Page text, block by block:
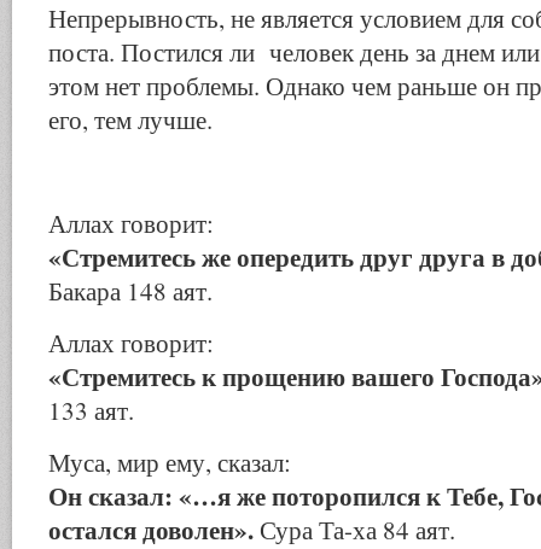
Непрерывность, не является условием для
поста. Постился ли человек день за днем
этом нет проблемы. Однако чем раньше он
его, тем лучше.
Аллах говорит:
«Стремитесь же опередить друг друга в
Бакара 148 аят.
Аллах говорит:
«Стремитесь к прощению вашего
133 аят.
Муса, мир ему, сказал:
Он сказал: «…я же поторопился к Тебе,
остался доволен». Сура Та-ха 84 аят.